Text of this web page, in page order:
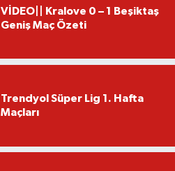
VİDEO|| Kralove 0 – 1 Beşiktaş
Geniş Maç Özeti
Trendyol Süper Lig 1. Hafta
Maçları